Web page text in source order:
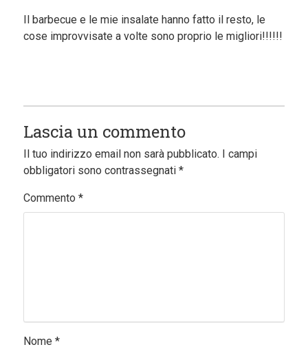
Il barbecue e le mie insalate hanno fatto il resto, le
cose improvvisate a volte sono proprio le migliori!!!!!!
Lascia un commento
Il tuo indirizzo email non sarà pubblicato. I campi
obbligatori sono contrassegnati *
Commento *
Nome *